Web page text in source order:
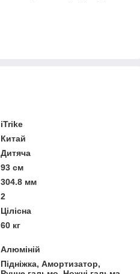
iTrike
Китай
Дитяча
93 см
304.8 мм
2
Цілісна
60 кг
Алюміній
Підніжка, Амортизатор,